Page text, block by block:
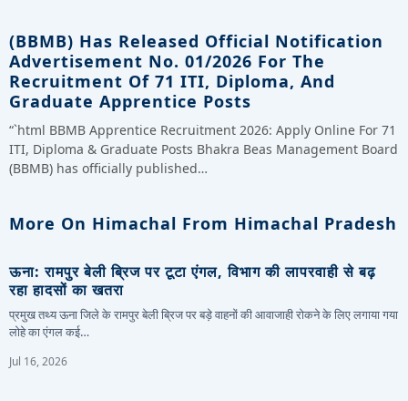
(BBMB) Has Released Official Notification
Advertisement No. 01/2026 For The
Recruitment Of 71 ITI, Diploma, And
Graduate Apprentice Posts
“`html BBMB Apprentice Recruitment 2026: Apply Online For 71
ITI, Diploma & Graduate Posts Bhakra Beas Management Board
(BBMB) has officially published…
More On Himachal From Himachal Pradesh
ऊना: रामपुर बेली ब्रिज पर टूटा एंगल, विभाग की लापरवाही से बढ़
रहा हादसों का खतरा
प्रमुख तथ्य ऊना जिले के रामपुर बेली ब्रिज पर बड़े वाहनों की आवाजाही रोकने के लिए लगाया गया
लोहे का एंगल कई…
Jul 16, 2026